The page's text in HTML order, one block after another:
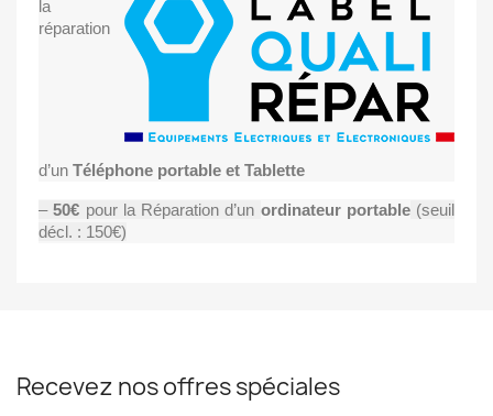
la
réparation
d’un Téléphone portable et Tablette
– 50€ pour la Réparation d’un ordinateur portable (seuil
décl. : 150€)
Recevez nos offres spéciales